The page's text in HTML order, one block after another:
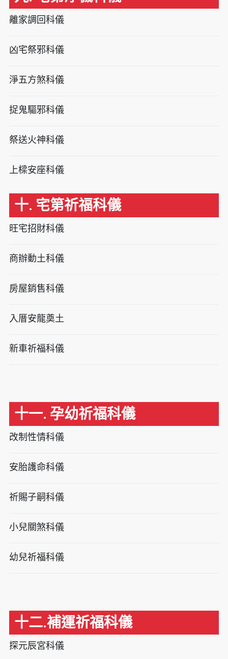
離家調回科儀
凶宅祭邪科儀
淨五方煞科儀
捉鬼驅邪科儀
祭送火神科儀
上樑安座科儀
十. 宅第祈福科儀
旺宅招財科儀
商辦動土科儀
房屋銷售科儀
入厝安龍奠土
新車祈福科儀
十一. 孕幼祈福科儀
改制性情科儀
安胎護命科儀
祈賜子嗣科儀
小兒關煞科儀
幼兒祈福科儀
十二.補運祈福科儀
探元辰宮科儀